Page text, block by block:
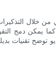
من خلال
يمكن دمج
تقنيات